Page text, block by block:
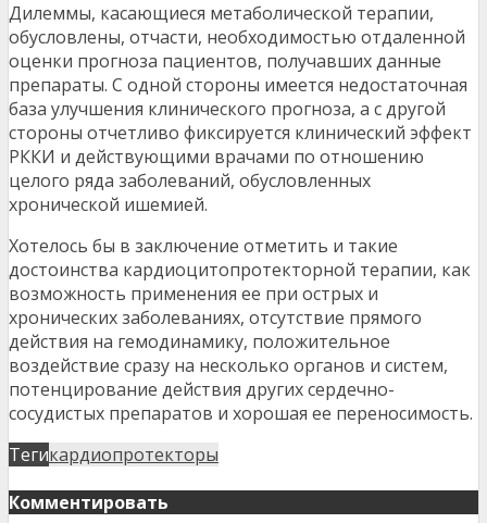
Дилеммы, касающиеся метаболической терапии,
обусловлены, отчасти, необходимостью отдаленной
оценки прогноза пациентов, получавших данные
препараты. С одной стороны имеется недостаточная
база улучшения клинического прогноза, а с другой
стороны отчетливо фиксируется клинический эффект
РККИ и действующими врачами по отношению
целого ряда заболеваний, обусловленных
хронической ишемией.
Хотелось бы в заключение отметить и такие
достоинства кардиоцитопротекторной терапии, как
возможность применения ее при острых и
хронических заболеваниях, отсутствие прямого
действия на гемодинамику, положительное
воздействие сразу на несколько органов и систем,
потенцирование действия других сердечно-
сосудистых препаратов и хорошая ее переносимость.
Тегикардиопротекторы
Комментировать